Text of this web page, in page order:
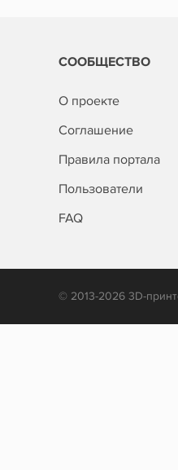
СООБЩЕСТВО
О проекте
Соглашение
Правила портала
Пользователи
FAQ
© 2013-2026 3D-